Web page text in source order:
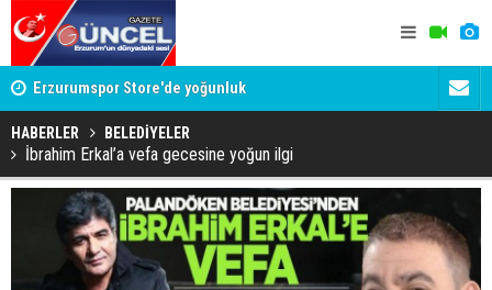
Erzurumspor Store'de yoğunluk Adalet
HABERLER BELEDİYELER
İbrahim Erkal’a vefa gecesine yoğun ilgi